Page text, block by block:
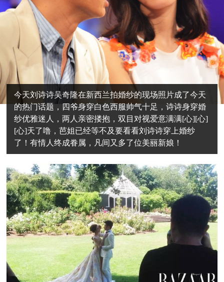
今天刘诗诗吴奇隆在新西兰拍婚纱的现场照片成了今天
的热门话题，四爷身穿白色西服帅气十足，诗诗身穿婚
纱优雅迷人，两人亲密搂抱，双目对视爱意满满[心][心]
[心]天了噜，芭姐已经等不及要看看刘诗诗穿上婚纱
了！有情人终成眷属，凡间又多了位美丽新娘！